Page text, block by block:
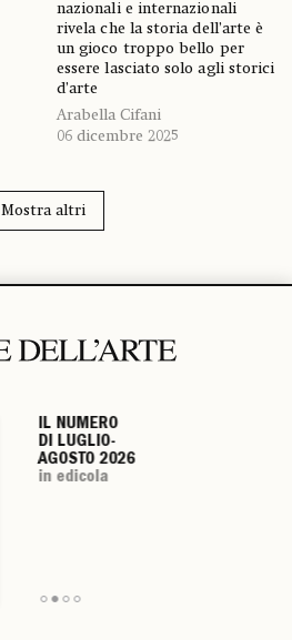
nazionali e internazionali
rivela che la storia dell’arte è
un gioco troppo bello per
essere lasciato solo agli storici
d’arte
Arabella Cifani
06 dicembre 2025
Mostra altri
IL NUMERO
DI LUGLIO-
AGOSTO 2026
in edicola
IL NUMERO
DI LUGLIO-
AGOSTO 2026
in edicola
IL NUMERO
DI LUGLIO-
AGOSTO 2026
in edicola
IL NUMERO
DI LUGLIO-
AGOSTO 2026
in edicola